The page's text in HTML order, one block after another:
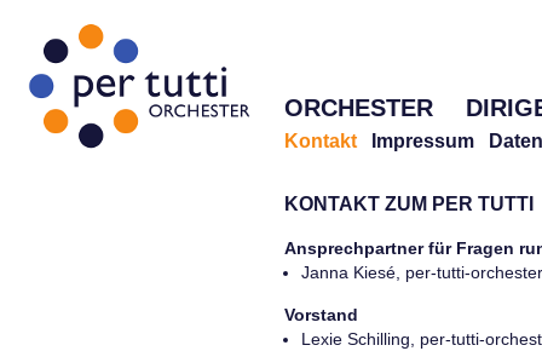
ORCHESTER
Kontakt Impressum
KONTAKT ZUM PER TUTTI
Ansprechpartner für Fragen
Janna Kiesé, per-tutti-
Vorstand
Lexie Schilling, per-tutti-